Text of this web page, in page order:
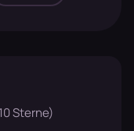
Sterne)